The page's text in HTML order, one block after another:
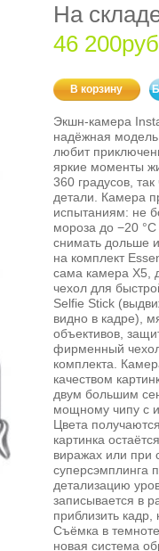
На
46
В корзину
Экшн‑камера
надёжная модель
любит
яркие моменты
360 градусов,
детали. Камера
испытаниям: не
мороза до −20
снимать дольше
на комплект
сама камера X5,
чехол для
Selfie Stick
видно в кадре),
объективов,
фирменный
комплекта.
качеством
двум большим
мощному чипу с
Цвета
картинка
виражах или при
суперсэмплинга
детализацию
записывается в
приблизить кадр,
Съёмка в
новая система